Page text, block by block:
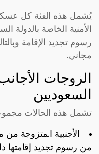
يُشمل هذه الفئة كل
الأمنية الخاصة بالدولة
رسوم تجديد الإقامة
مجاني.
الزوجات
السعوديين
تشمل هذه الحالات
الأجنبية المتزوجة
من رسوم تجديد إقامتها